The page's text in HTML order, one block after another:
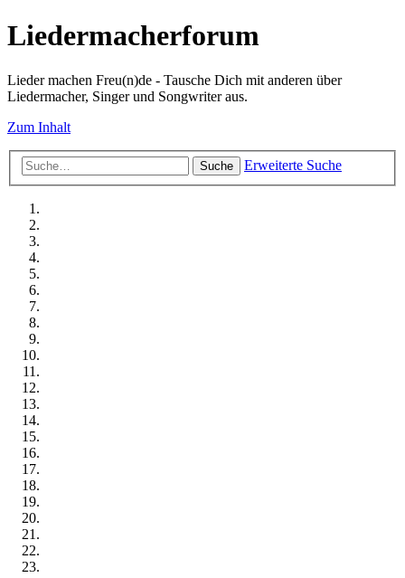
Liedermacherforum
Lieder machen Freu(n)de - Tausche Dich mit anderen über
Liedermacher, Singer und Songwriter aus.
Zum Inhalt
Suche Erweiterte Suche